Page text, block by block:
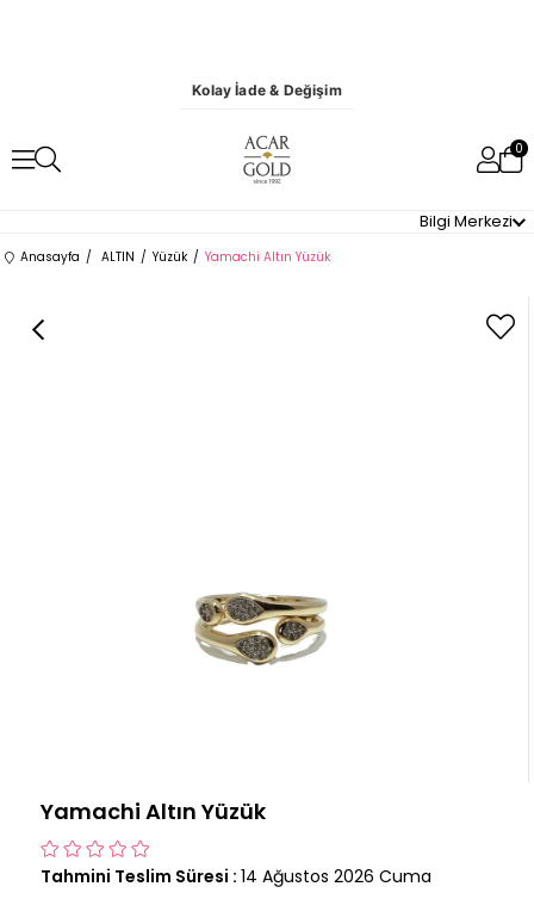
Kolay İade & Değişim
0
Bilgi Merkezi
Anasayfa ALTIN Yüzük Yamachi Altın Yüzük
Yamachi Altın Yüzük
Tahmini Teslim Süresi : 14 Ağustos 2026 Cuma